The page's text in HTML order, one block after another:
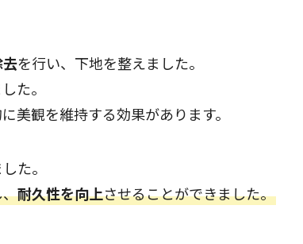
を行い、下地を整えました。
た。
美観を維持する効果があります。
た。
耐久性を向上させることができました。